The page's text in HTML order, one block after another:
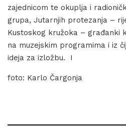
zajednicom te okuplja i
grupa, Jutarnjih protezanja –
Kustoskog kružoka – građanki
na muzejskim programima i iz
ideja za izložbu. I
foto: Karlo Čargonja